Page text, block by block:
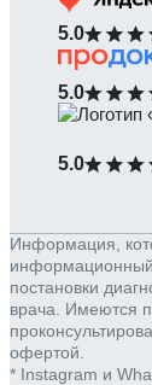
5.0
5.0
5.0
Информация,
информационный
постановки
врача. Имеются
офертой.
* Instagram и